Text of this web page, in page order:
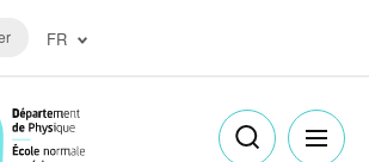
FR
English
(EN)